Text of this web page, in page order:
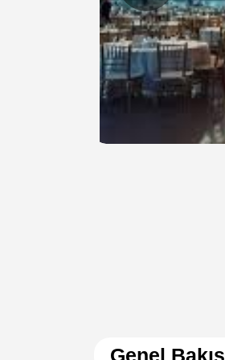
Genel Bakış